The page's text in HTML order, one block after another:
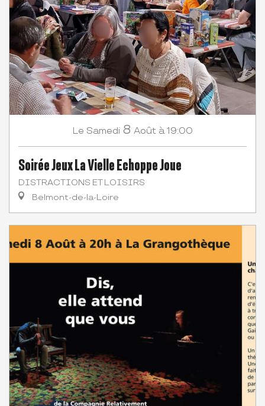
Le Samedi 8 Août à 19:00
Soirée Jeux La Vielle Echoppe Joue
DISTRACTIONS ET LOISIRS
Belmont-de-la-Loire